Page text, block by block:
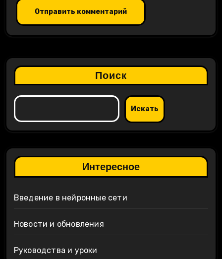
Поиск
Искать
Интересное
Введение в нейронные сети
Новости и обновления
Руководства и уроки